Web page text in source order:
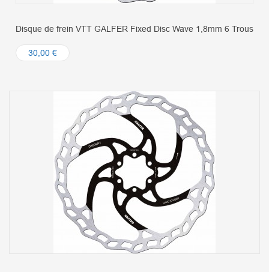
Disque de frein VTT GALFER Fixed Disc Wave 1,8mm 6 Trous
30,00 €